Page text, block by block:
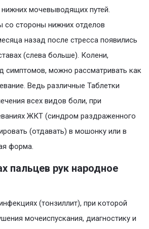
мочевыводящих путей.
стороны нижних отделов
назад после стресса появились
(слева больше). Колени,
симптомов, можно рассматривать как
Ведь различные Таблетки
всех видов боли, при
ЖКТ (синдром раздраженного
(отдавать) в мошонку или в
форма.
пальцев рук народное
(тонзиллит), при которой
мочеиспускания, диагностику и